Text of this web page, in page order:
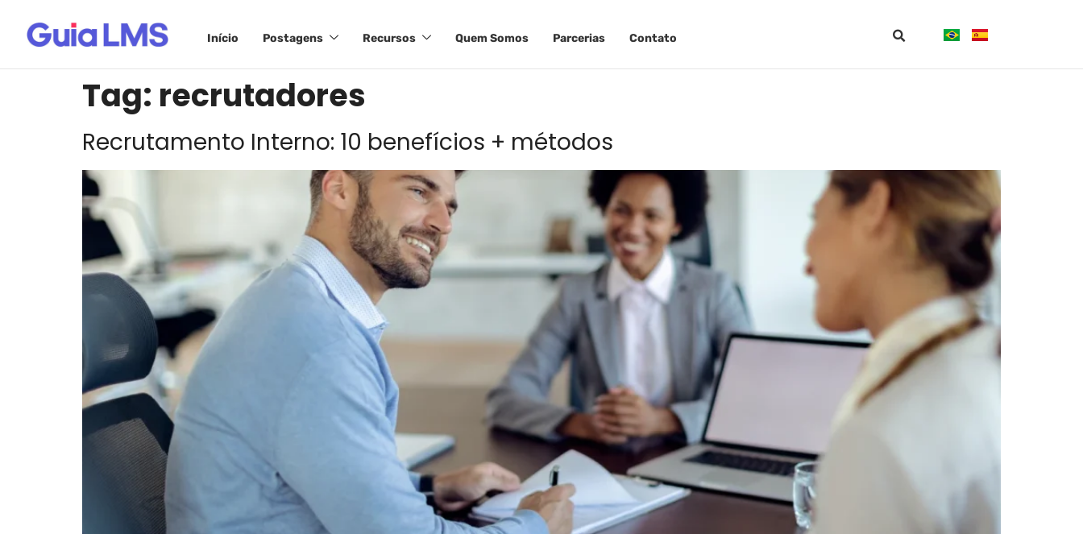
Início Postagens Recursos Quem Somos Parcerias Contato
Tag: recrutadores
Recrutamento Interno: 10 benefícios + métodos